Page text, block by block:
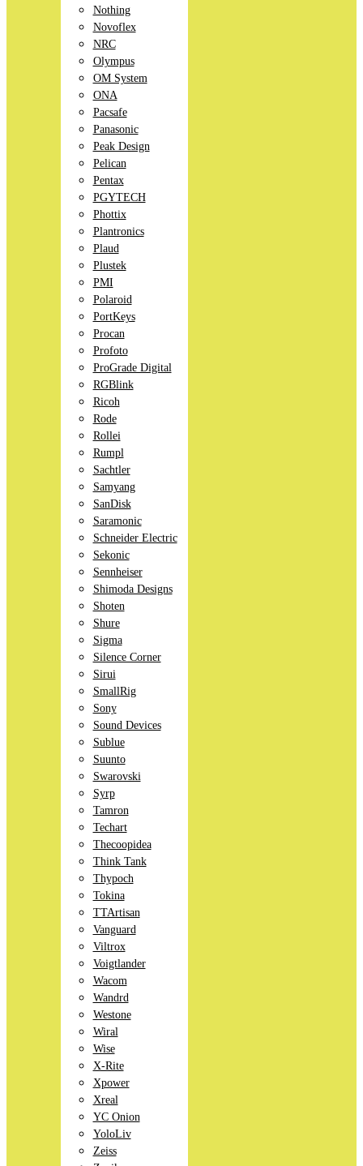
Nothing
Novoflex
NRC
Olympus
OM System
ONA
Pacsafe
Panasonic
Peak Design
Pelican
Pentax
PGYTECH
Phottix
Plantronics
Plaud
Plustek
PMI
Polaroid
PortKeys
Procan
Profoto
ProGrade Digital
RGBlink
Ricoh
Rode
Rollei
Rumpl
Sachtler
Samyang
SanDisk
Saramonic
Schneider Electric
Sekonic
Sennheiser
Shimoda Designs
Shoten
Shure
Sigma
Silence Corner
Sirui
SmallRig
Sony
Sound Devices
Sublue
Suunto
Swarovski
Syrp
Tamron
Techart
Thecoopidea
Think Tank
Thypoch
Tokina
TTArtisan
Vanguard
Viltrox
Voigtlander
Wacom
Wandrd
Westone
Wiral
Wise
X-Rite
Xpower
Xreal
YC Onion
YoloLiv
Zeiss